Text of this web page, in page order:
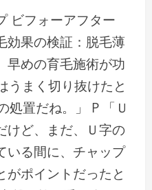
ビフォーアフター
効果の検証：脱毛薄
早めの育毛施術が功
うまく切り抜けたと
処置だね。」 P 「Ｕ
けど、まだ、Ｕ字の
いる間に、チャップ
がポイントだったと